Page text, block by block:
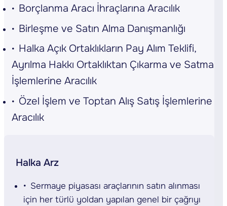
Borçlanma Aracı İhraçlarına Aracılık
Birleşme ve Satın Alma Danışmanlığı
Halka Açık Ortaklıkların Pay Alım Teklifi,
Ayrılma Hakkı Ortaklıktan Çıkarma ve Satma
İşlemlerine Aracılık
Özel İşlem ve Toptan Alış Satış İşlemlerine
Aracılık
Halka Arz
Sermaye piyasası araçlarının satın alınması
için her türlü yoldan yapılan genel bir çağrıyı